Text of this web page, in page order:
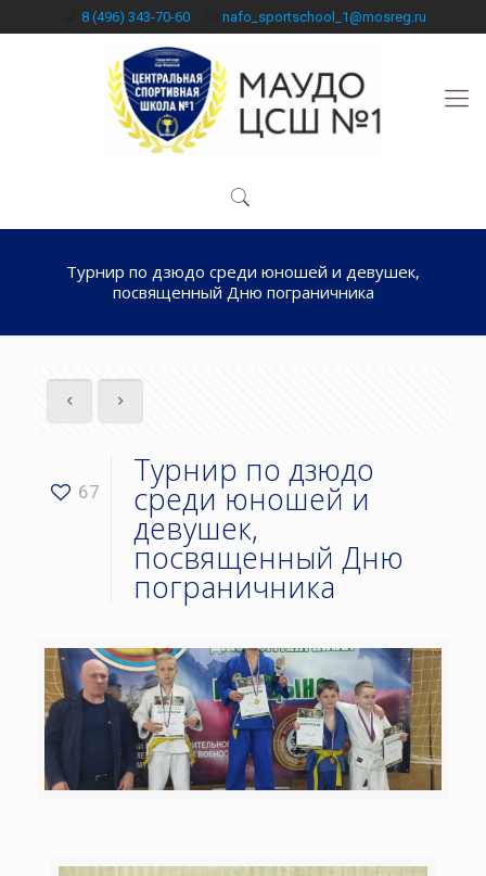
8 (496) 343-70-60 nafo_sportschool_1@mosreg.ru
Турнир по дзюдо среди юношей и девушек,
посвященный Дню пограничника
67
Турнир по дзюдо
среди юношей и
девушек,
посвященный Дню
пограничника